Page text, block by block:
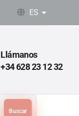
ES Lista
Llámanos
+34 628 23 12 32